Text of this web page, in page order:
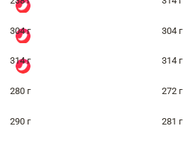
304 г 304 г
314 г 314 г
280 г 272 г
290 г 281 г